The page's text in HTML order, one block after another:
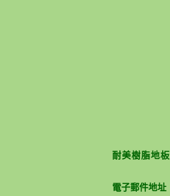
耐美樹脂地板
電子郵件地址